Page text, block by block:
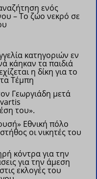
ενός
– Το ζώο νεκρό σε
κατηγοριών εν
κάηκαν τα παιδιά
η δίκη για το
Τέμπη
Γεωργιάδη μετά
του».
Εθνική πόλο
οι νικητές του
κόντρα για την
για την άμεση
εκλογές του